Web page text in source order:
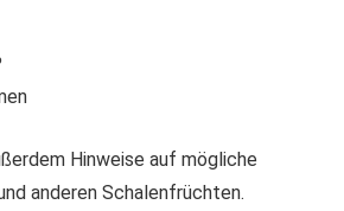
Hinweise auf mögliche
anderen Schalenfrüchten.